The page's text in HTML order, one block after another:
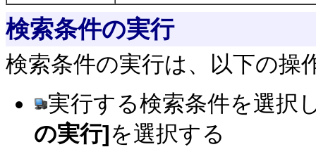
検索条件の実行
検索条件の実行は、以下の操
実行する検索条件を選択
の実行]を選択する